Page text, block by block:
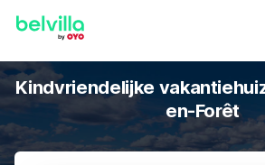
Kindvriendelijke
en-Forêt